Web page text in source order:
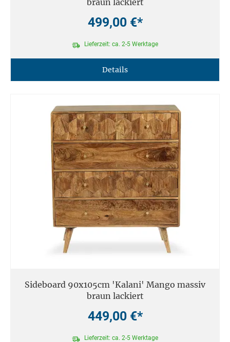
braun lackiert
499,00 €*
Lieferzeit: ca. 2-5 Werktage
Details
Sideboard 90x105cm 'Kalani' Mango massiv
braun lackiert
449,00 €*
Lieferzeit: ca. 2-5 Werktage